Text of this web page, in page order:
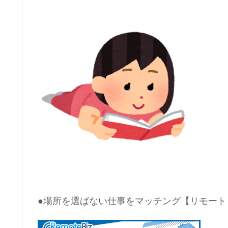
●場所を選ばない仕事をマッチング【リモー